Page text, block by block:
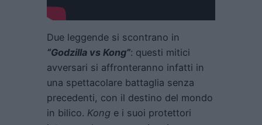
Due leggende si scontrano in
“Godzilla vs Kong”: questi mitici
avversari si affronteranno infatti in
una spettacolare battaglia senza
precedenti, con il destino del mondo
in bilico. Kong e i suoi protettori